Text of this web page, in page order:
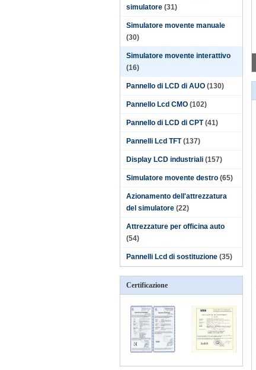
simulatore (31)
Simulatore movente manuale
(30)
Simulatore movente interattivo
(16)
Pannello di LCD di AUO (130)
Pannello Lcd CMO (102)
Pannello di LCD di CPT (41)
Pannelli Lcd TFT (137)
Display LCD industriali (157)
Simulatore movente destro (65)
Azionamento dell'attrezzatura
del simulatore (22)
Attrezzature per officina auto
(54)
Pannelli Lcd di sostituzione (35)
Certificazione
movente interattivo, autista di camion che impara il simulatore di